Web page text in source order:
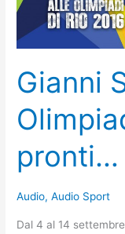
vitale
per
andare
avanti:
Sandro
Cuomo
e
la
scherma
come
solving.
Gianni
pronti…
Audio,Audio Sport
Dal 4 al 14